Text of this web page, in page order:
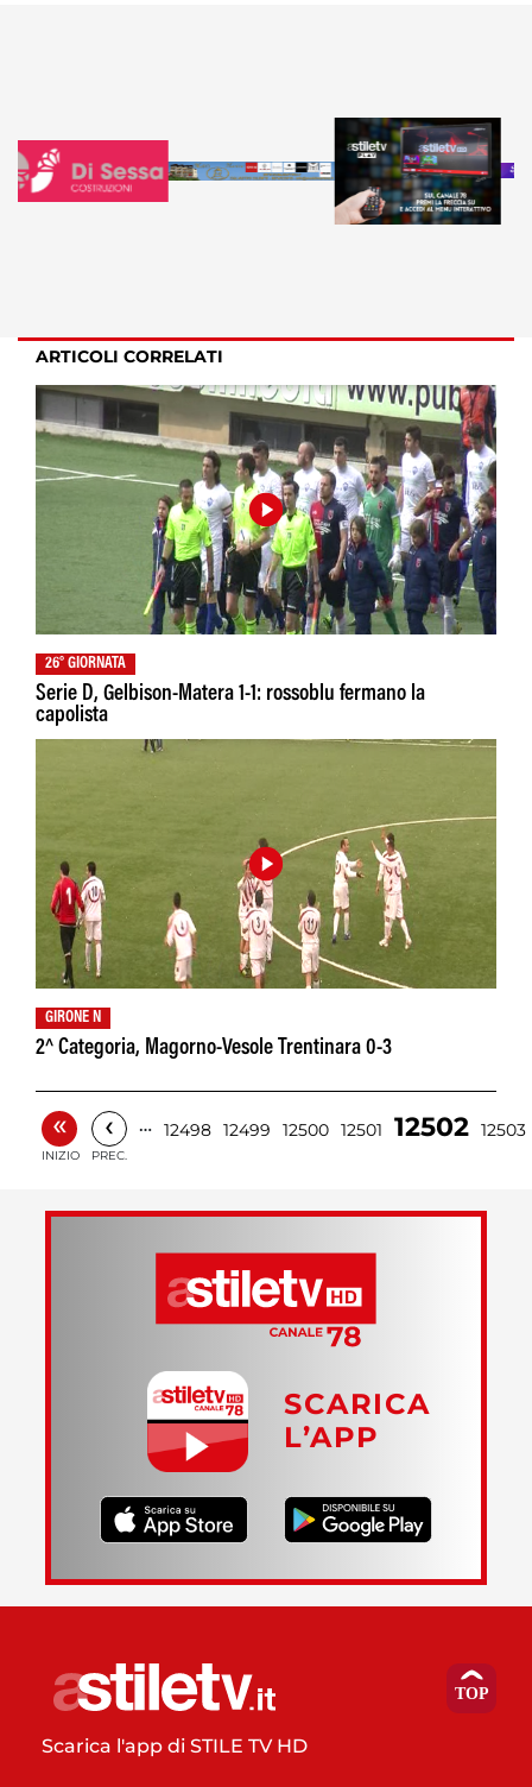
ARTICOLI CORRELATI
26° GIORNATA
Serie D, Gelbison-Matera 1-1: rossoblu fermano la
capolista
GIRONE N
2^ Categoria, Magorno-Vesole Trentinara 0-3
«
INIZIO
‹
PREC.
… 12498 12499 12500 12501 12502 12503
SCARICA
L’APP
Scarica l'app di STILE TV HD